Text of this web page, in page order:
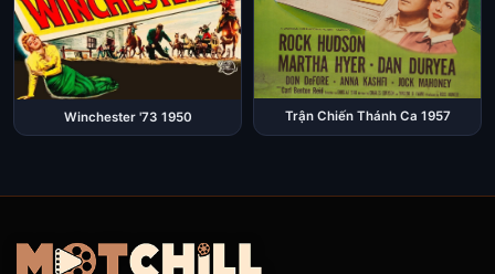
Winchester '73 1950 Trận Chiến Thánh Ca 1957